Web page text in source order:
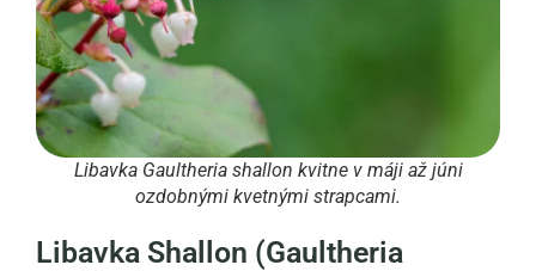
Libavka Gaultheria shallon kvitne v máji až júni
ozdobnými kvetnými strapcami.
Libavka Shallon (Gaultheria